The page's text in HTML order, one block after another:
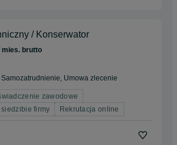
/ Konserwator
mies. brutto
Umowa zlecenie
zawodowe
firmy
Rekrutacja online